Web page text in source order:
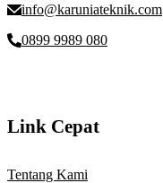
info@karuniateknik.com
0899 9989 080
Link Cepat
Tentang Kami